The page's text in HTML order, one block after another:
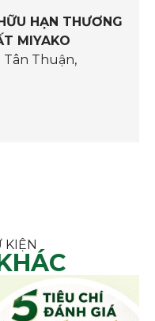
HẠN THƯƠNG
MIYAKO
Tân Thuận,
KIỆN